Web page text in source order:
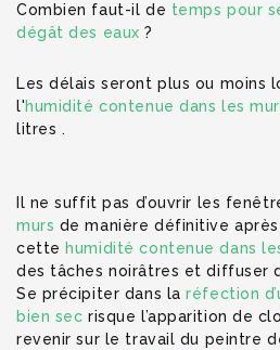
Combien faut-il de temps pour
dégât des eaux?
Les délais seront plus ou moins
l'humidité contenue dans les
litres .
Il ne suffit pas d’ouvrir les
murs de manière définitive
cette humidité contenue dans
des tâches noirâtres et diffuser
Se précipiter dans laréfection
bien sec risque l’apparition de
revenir sur le travail du peintre